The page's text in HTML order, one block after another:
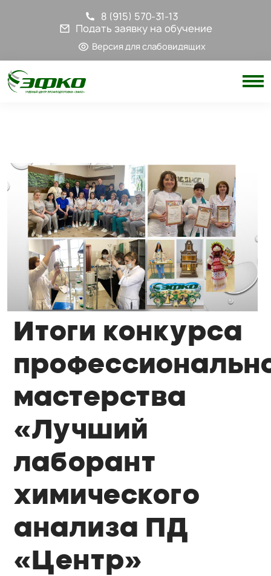
8 (915) 570-31-13
Подать заявку на обучение
Версия для слабовидящих
Итоги конкурса
мастерства
«Лучший
лаборант
химического
анализа ПД
«Центр»